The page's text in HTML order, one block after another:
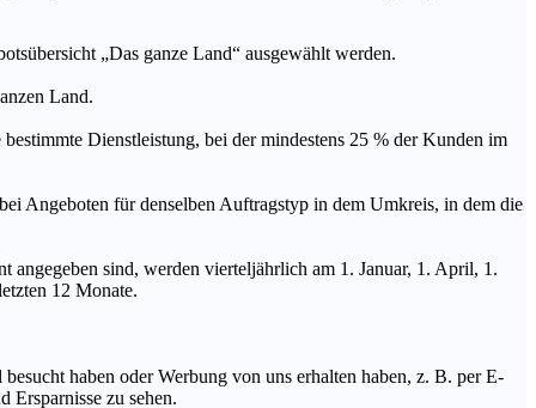
„Das ganze Land“ ausgewählt werden.
Land.
Dienstleistung, bei der mindestens 25 % der Kunden im
Angeboten für denselben Auftragstyp in dem Umkreis, in dem die
angegeben sind, werden vierteljährlich am 1. Januar, 1. April, 1.
12 Monate.
haben oder Werbung von uns erhalten haben, z. B. per E-
Ersparnisse zu sehen.